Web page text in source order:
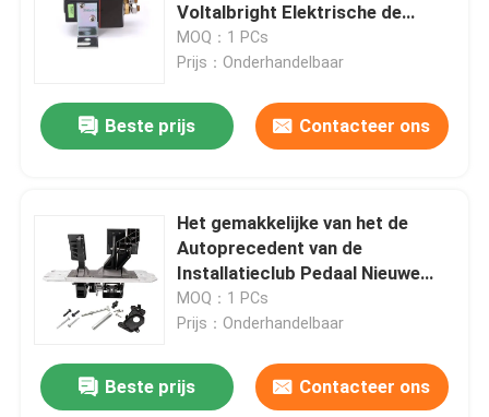
Voltalbright Elektrische de
Karrenjaren 2000 & omhoog
101908701 van de clubauto
MOQ：1 PCs
Prijs：Onderhandelbaar
Beste prijs Contacteer ons
Het gemakkelijke van het de
Autoprecedent van de
Installatieclub Pedaal Nieuwe
Assy 102500001
MOQ：1 PCs
Prijs：Onderhandelbaar
Beste prijs Contacteer ons